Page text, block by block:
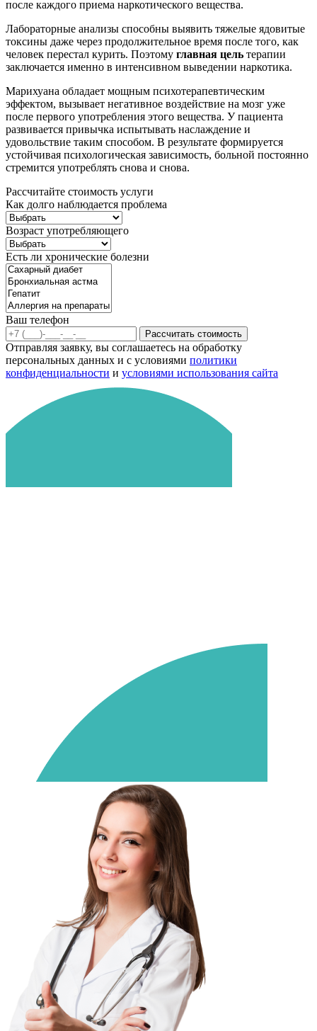
после каждого приема наркотического вещества.
Лабораторные анализы способны выявить тяжелые ядовитые
токсины даже через продолжительное время после того, как
человек перестал курить. Поэтому главная цель терапии
заключается именно в интенсивном выведении наркотика.
Марихуана обладает мощным психотерапевтическим
эффектом, вызывает негативное воздействие на мозг уже
после первого употребления этого вещества. У пациента
развивается привычка испытывать наслаждение и
удовольствие таким способом. В результате формируется
устойчивая психологическая зависимость, больной постоянно
стремится употреблять снова и снова.
Рассчитайте стоимость услуги
Как долго наблюдается проблема
Возраст употребляющего
Есть ли хронические болезни
Ваш телефон
Рассчитать стоимость
Отправляя заявку, вы соглашаетесь на обработку
персональных данных и с условиями политики
конфиденциальности и условиями использования сайта